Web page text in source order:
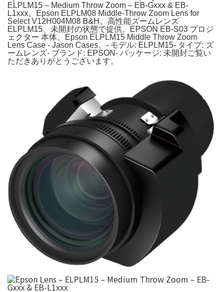
ELPLM15 – Medium Throw Zoom – EB-Gxxx & EB-
L1xxx。Epson ELPLM08 Middle-Throw Zoom Lens for
Select V12H004M08 B&H。高性能ズームレンズ
ELPLM15、未開封の状態で提供。EPSON EB-S03 プロジ
ェクター 本体。Epson ELPLM15 Middle Throw Zoom
Lens Case - Jason Cases。- モデル: ELPLM15- タイプ: ズ
ームレンズ- ブランド: EPSON- パッケージ: 未開封ご覧い
ただきありがとうございます。